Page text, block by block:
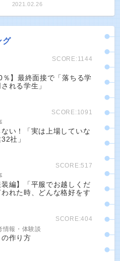
2021.02.26
グ
SCORE:1144
％】最終面接で「落ちる学
れる学生」
SCORE:1091
い！「実は上場していな
社」
SCORE:517
装編】「平服でお越しくだ
れた時、どんな格好をす
SCORE:404
情報・体験談
作り方